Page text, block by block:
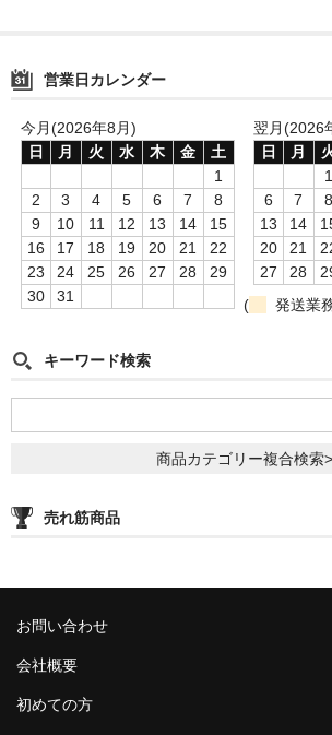
LED
ヴェポライザー
DAVINCI
ZEUS
H R
storz-bickel
DOTMOD
Dynavap本体
Dynavapパーツ
IH
営業日カレンダー
今月(2026年8月)
日
月 火 水 木 金
土
1
2
3 4 5 6 7
8
9
10 11 12 13 14
15
16
17 18 19 20 21
22
23
24 25 26 27 28
29
30
31
翌月(2026
日
月
1
6
7 8
13
14
20
21
27
28
(
発送業
キーワード検索
商品カテゴリー複合検索>
売れ筋商品
お問い合わせ
会社概要
初めての方